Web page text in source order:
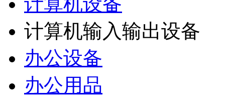
计算机输入输出设备
办公设备
办公用品